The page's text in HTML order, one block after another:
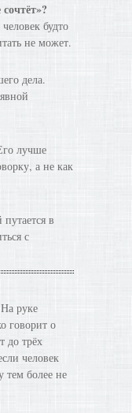
будто
не может.
дела.
лучше
а не как
в
с
руке
говорит о
до трёх
человек
тем более не